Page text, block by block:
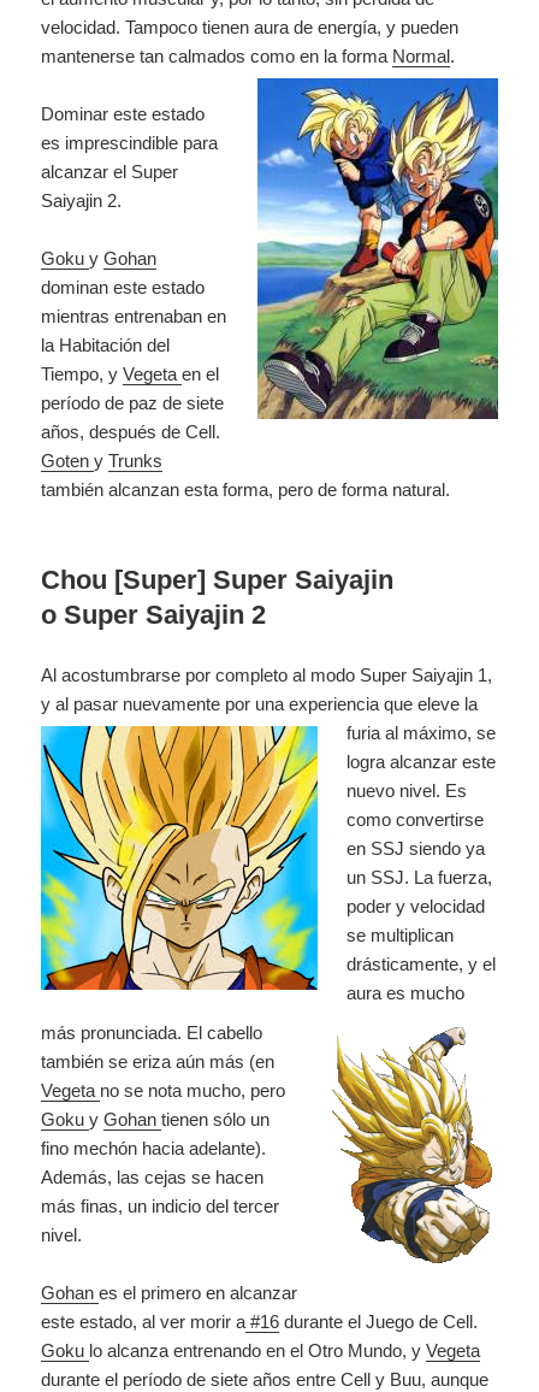
velocidad. Tampoco tienen aura de energía, y pueden
mantenerse tan calmados como en la forma Normal.
Dominar este estado
es imprescindible para
alcanzar el Super
Saiyajin 2.
GokuyGohan
dominan este estado
mientras entrenaban en
la Habitación del
Tiempo, yVegetaen el
período de paz de siete
años, después de Cell.
GotenyTrunks
también alcanzan esta forma, pero de forma natural.
Chou [Super] Super Saiyajin
o Super Saiyajin 2
Al acostumbrarse por completo al modo Super Saiyajin 1,
y al pasar nuevamente por una experiencia que eleve la
furia al máximo, se
logra alcanzar este
nuevo nivel. Es
comoconvertirse
en SSJ siendo ya
un SSJ. La fuerza,
poder y velocidad
se multiplican
drásticamente, y el
aura es mucho
más pronunciada. El cabello
también se eriza aún más (en
Vegeta no se nota mucho, pero
GokuyGohantienen sólo un
fino mechón hacia adelante).
Además, las cejas se hacen
más finas, un indicio del tercer
nivel.
Gohanes el primero en alcanzar
este estado, al ver morir a #16 durante el Juego de Cell.
Goku lo alcanza entrenando en el Otro Mundo, yVegeta
durante el período de siete años entre Cell y Buu, aunque